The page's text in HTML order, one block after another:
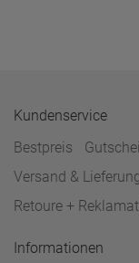
Kundenservice
Bestpreis
Versand &
Retoure +
Informationen